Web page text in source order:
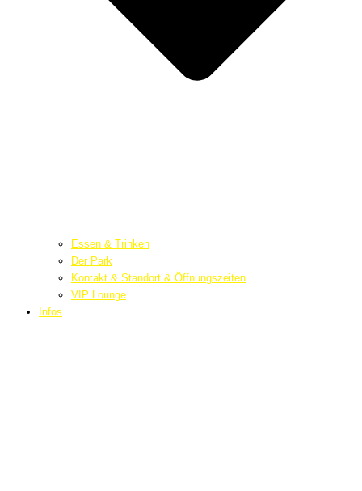
Essen & Trinken
Der Park
Kontakt & Standort & Öffnungszeiten
VIP Lounge
Infos